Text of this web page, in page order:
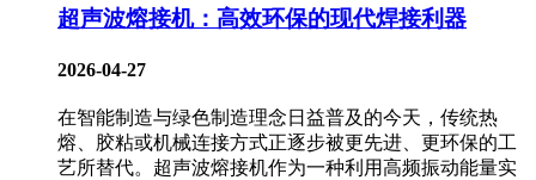
超声波熔接机：高效环保的现代焊接利器
2026-04-27
在智能制造与绿色制造理念日益普及的今天，传统热
熔、胶粘或机械连接方式正逐步被更先进、更环保的工
艺所替代。超声波熔接机​作为一种利用高频振动能量实